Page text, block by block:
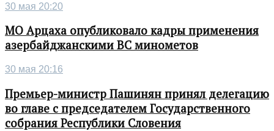
30 мая 20:20
МО Арцаха опубликовало кадры применения
азербайджанскими ВС минометов
30 мая 20:16
Премьер-министр Пашинян принял делегацию
во главе с председателем Государственного
собрания Республики Словения